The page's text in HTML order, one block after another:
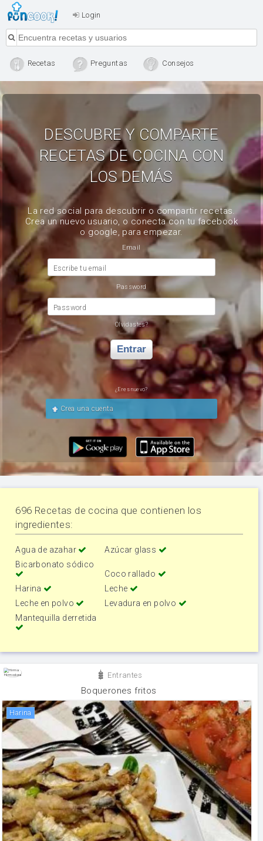
Login
Recetas Preguntas Consejos
DESCUBRE Y COMPARTE
RECETAS DE COCINA CON
LOS DEMÁS
La red social para descubrir o compartir recetas.
Crea un nuevo usuario, o conecta con tu facebook
o google, para empezar.
Email
Escribe tu email
Password
Password
Olvidastes?
Entrar
¿Eres nuevo?
Crea una cuenta
696 Recetas de cocina que contienen los
ingredientes:
Agua de azahar
Azúcar glass
Bicarbonato sódico
Coco rallado
Harina
Leche
Leche en polvo
Levadura en polvo
Mantequilla derretida
Entrantes
Boquerones fritos
harina